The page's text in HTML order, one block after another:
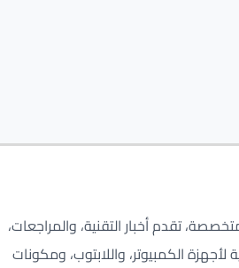
تقدم أخبار التقنية، والمراجعات،
لأجهزة الكمبيوتر، واللابتوب، ومكونات